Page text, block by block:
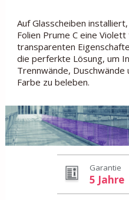
Auf Glasscheiben
Folien Prume C eine
transparenten
die perferkte Lösung, um
Trennwände, Duschwände
Farbe zu beleben.
Garantie
5 Jahre